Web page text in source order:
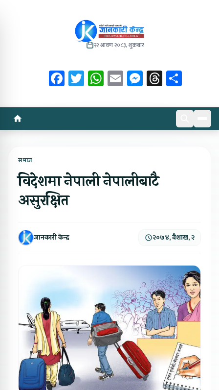
२२ श्रावण २०८३, शुक्रबार
Facebook
Twitter
WhatsApp
EmailMessenger
Threads
समाज
विदेशमा नेपाली नेपालीबाटै
असुरक्षित
जानकारी केन्द्र २०७४, बैशाख, २